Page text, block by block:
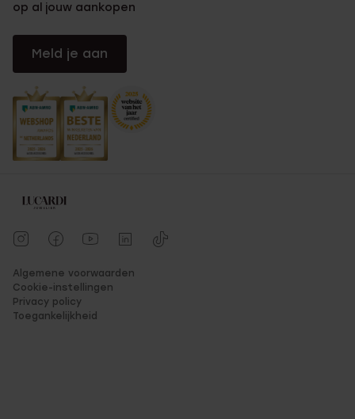
op al jouw aankopen
Meld je aan
Algemene voorwaarden
Cookie-instellingen
Privacy policy
Toegankelijkheid